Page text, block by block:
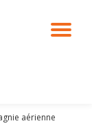
aérienne